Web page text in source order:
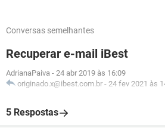
Conversas semelhantes
Recuperar e-mail iBest
AdrianaPaiva - 24 abr 2019 às 16:09
originado.x@ibest.com.br - 24 fev 2021 às
5 Respostas